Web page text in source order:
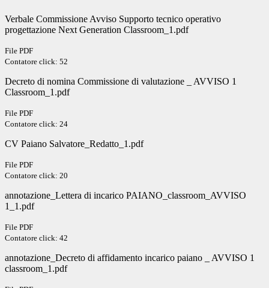
Verbale Commissione Avviso Supporto tecnico operativo
progettazione Next Generation Classroom_1.pdf
File PDF
Contatore click: 52
Decreto di nomina Commissione di valutazione _ AVVISO 1
Classroom_1.pdf
File PDF
Contatore click: 24
CV Paiano Salvatore_Redatto_1.pdf
File PDF
Contatore click: 20
annotazione_Lettera di incarico PAIANO_classroom_AVVISO
1_1.pdf
File PDF
Contatore click: 42
annotazione_Decreto di affidamento incarico paiano _ AVVISO 1
classroom_1.pdf